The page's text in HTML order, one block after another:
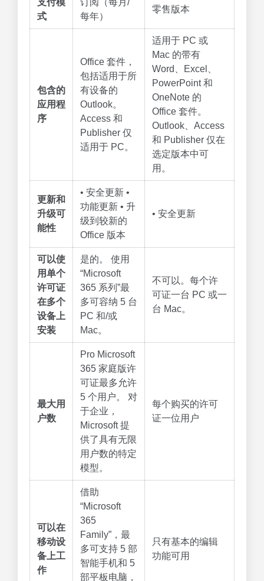
支付模
式
订阅（每月/
每年）
零售版本
包含的
应用程
序
Office 套件，
包括适用于所
有设备的
Outlook。
Access 和
Publisher 仅
适用于 PC。
适用于 PC 或
Mac 的带有
Word、Excel、
PowerPoint 和
OneNote 的
Office 套件。
Outlook、Access
和 Publisher 仅在
选定版本中可
用。
更新和
升级可
能性
• 安全更新 •
功能更新 • 升
级到较新的
Office 版本
• 安全更新
可以使
用单个
许可证
在多个
设备上
安装
是的。 使用
“Microsoft
365 系列”最
多可容纳 5 台
PC 和/或
Mac。
不可以。每个许
可证一台 PC 或一
台 Mac。
最大用
户数
Pro Microsoft
365 家庭版许
可证最多允许
5 个用户。 对
于企业，
Microsoft 提
供了具有无限
用户数的特定
模型。
每个购买的许可
证一位用户
可以在
移动设
备上工
作
借助
“Microsoft
365
Family”，最
多可支持 5 部
智能手机和 5
部平板电脑，
只有基本的编辑
功能可用